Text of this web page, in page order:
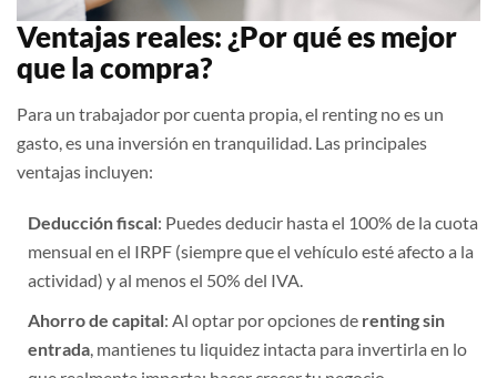
Ventajas reales: ¿Por qué es mejor
que la compra?
Para un trabajador por cuenta propia, el renting no es un
gasto, es una inversión en tranquilidad. Las principales
ventajas incluyen:
Deducción fiscal: Puedes deducir hasta el 100% de la cuota
mensual en el IRPF (siempre que el vehículo esté afecto a la
actividad) y al menos el 50% del IVA.
Ahorro de capital: Al optar por opciones de renting sin
entrada, mantienes tu liquidez intacta para invertirla en lo